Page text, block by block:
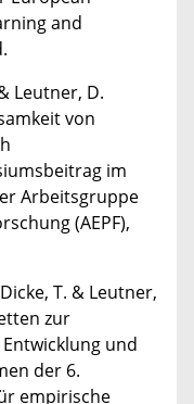
and
Leutner, D.
von
im
Arbeitsgruppe
(AEPF),
T. & Leutner,
zur
und
der 6.
empirische